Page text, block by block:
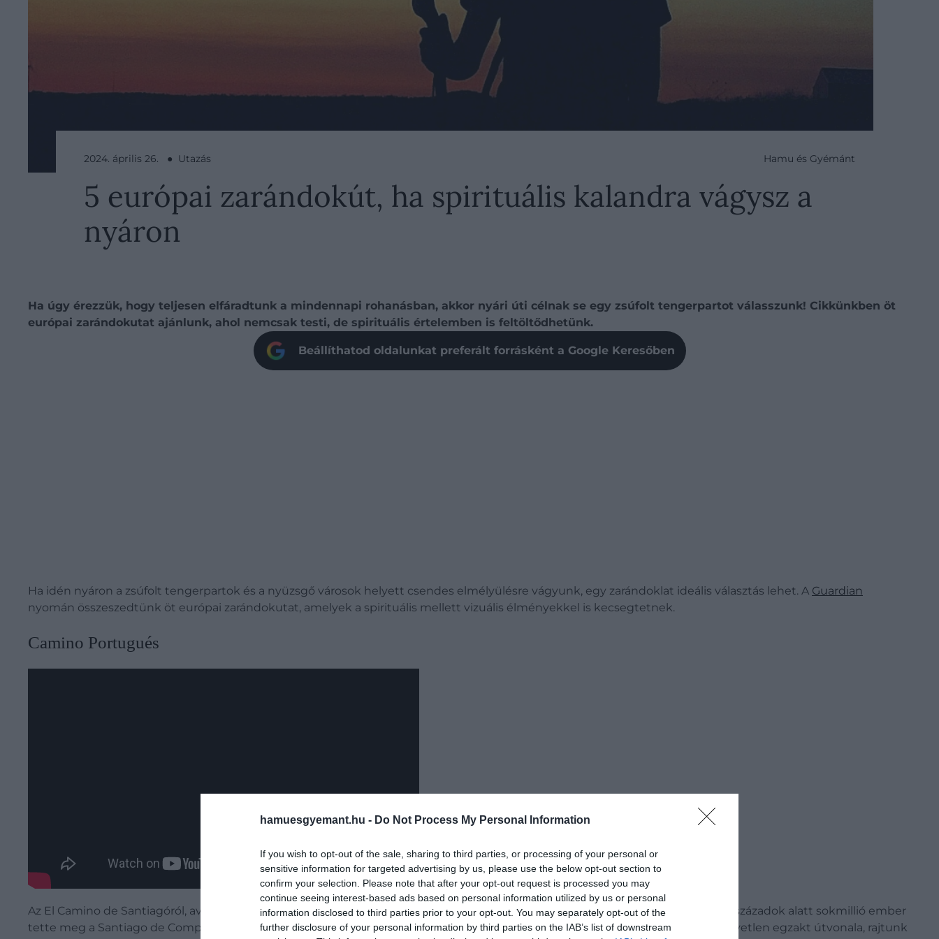
hamuesgyemant.hu - Do Not Process My Personal Information
If you wish to opt-out of the sale, sharing to third parties, or processing of your personal or
sensitive information for targeted advertising by us, please use the below opt-out section to
confirm your selection. Please note that after your opt-out request is processed you may
continue seeing interest-based ads based on personal information utilized by us or personal
information disclosed to third parties prior to your opt-out. You may separately opt-out of the
further disclosure of your personal information by third parties on the IAB’s list of downstream
2024. április 26. ● Utazás Hamu és Gyémánt
5 európai zarándokút, ha spirituális kalandra vágysz a
nyáron
Ha úgy érezzük, hogy teljesen elfáradtunk a mindennapi rohanásban, akkor nyári úti célnak se egy zsúfolt tengerpartot válasszunk! Cikkünkben öt
európai zarándokutat ajánlunk, ahol nemcsak testi, de spirituális értelemben is feltöltődhetünk.
Beállíthatod oldalunkat preferált forrásként a Google Keresőben
Ha idén nyáron a zsúfolt tengerpartok és a nyüzsgő városok helyett csendes elmélyülésre vágyunk, egy zarándoklat ideális választás lehet. A Guardian
nyomán összeszedtünk öt európai zarándokutat, amelyek a spirituális mellett vizuális élményekkel is kecsegtetnek.
​Camino Portugués
Az El Camino de Santiagóról, avagy a Szent Jakab-útról alighanem azok is hallottak már, akik nem gyakorló keresztények. Az évszázadok alatt sokmillió ember
tette meg a Santiago de Compostelába vezető utat, ki közelebbről, ki távolabbról indulva. Az El Caminónak ugyanis nincsen egyetlen egzakt útvonala, rajtunk